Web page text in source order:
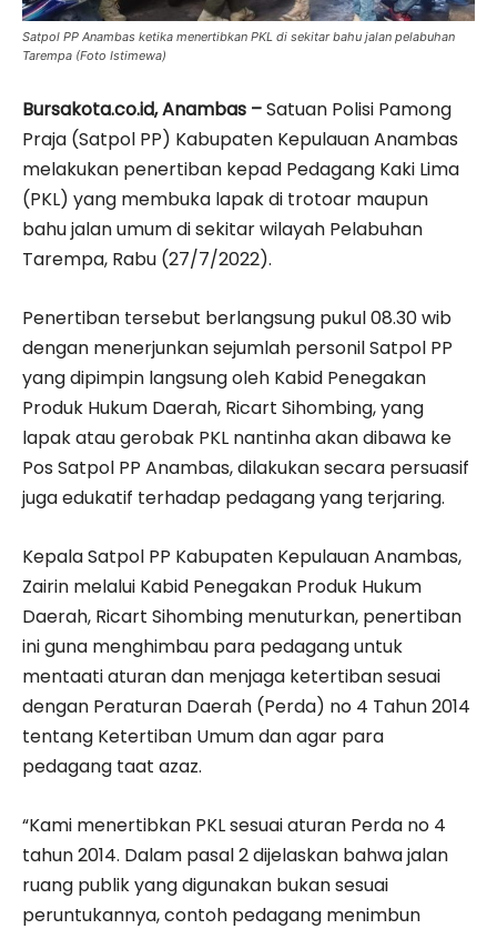
Satpol PP Anambas ketika menertibkan PKL di sekitar bahu jalan pelabuhan
Tarempa (Foto Istimewa)
Bursakota.co.id, Anambas –Satuan Polisi Pamong
Praja (Satpol PP) Kabupaten Kepulauan Anambas
melakukan penertiban kepad Pedagang Kaki Lima
(PKL) yang membuka lapak di trotoar maupun
bahu jalan umum di sekitar wilayah Pelabuhan
Tarempa, Rabu (27/7/2022).
Penertiban tersebut berlangsung pukul 08.30 wib
dengan menerjunkan sejumlah personil Satpol PP
yang dipimpin langsung oleh Kabid Penegakan
Produk Hukum Daerah, Ricart Sihombing, yang
lapak atau gerobak PKL nantinha akan dibawa ke
Pos Satpol PP Anambas, dilakukan secara persuasif
juga edukatif terhadap pedagang yang terjaring.
Kepala Satpol PP Kabupaten Kepulauan Anambas,
Zairin melalui Kabid Penegakan Produk Hukum
Daerah, Ricart Sihombing menuturkan, penertiban
ini guna menghimbau para pedagang untuk
mentaati aturan dan menjaga ketertiban sesuai
dengan Peraturan Daerah (Perda) no 4 Tahun 2014
tentang Ketertiban Umum dan agar para
pedagang taat azaz.
“Kami menertibkan PKL sesuai aturan Perda no 4
tahun 2014. Dalam pasal 2 dijelaskan bahwa jalan
ruang publik yang digunakan bukan sesuai
peruntukannya, contoh pedagang menimbun